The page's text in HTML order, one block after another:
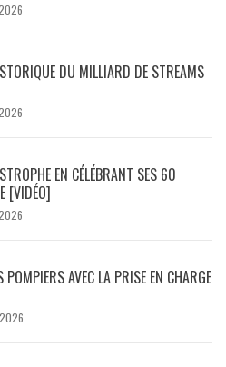
DU MILLIARD DE STREAMS
EN CÉLÉBRANT SES 60
[VIDÉO]
AVEC LA PRISE EN CHARGE